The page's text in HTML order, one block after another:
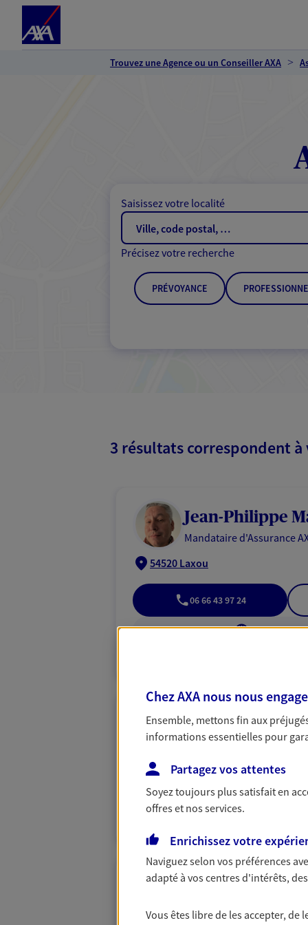
Trouvez une Agence ou un Conseiller AXA
Saisissez votre localité
Précisez votre recherche
PRÉVOYANCE
3 résultats correspondent
Jean-Philippe
Mandataire d'Assurance
54520 Laxou
06 66 43 97 24
VOIR NOTRE
Rida Driouich
Conseiller AXA Epargne
54520 Laxou
NOUS CONTACTER
Lily Rose
Patrimoine
Chez AXA nous nous
Ensemble, mettons fin aux
informations essentielles pour
Partagez vos attentes
Soyez toujours plus satisfait en
offres et nos services.
Enrichissez votre
Naviguez selon vos préférences
adapté à vos centres d'intérêts,
Vous êtes libre de les accepter,